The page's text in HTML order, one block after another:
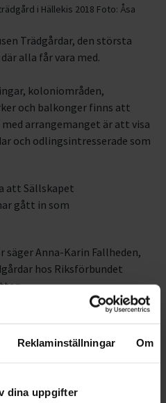
Reklaminställningar Om
dina uppgifter
i Hällekis 2018 Foto: Åsa
Trädgårdar, den största
alla får vara med.
koloniområden,
och balkonger finns att
med arrangemanget är att visa
och odlingsintresserade som
att Sällskapet
gått in som
Anna-Karin Fallheden,
hos Riksförbundet
har både härliga
visa på mångfalden av
ökad kännedom om
under Tusen Trädgårdar.